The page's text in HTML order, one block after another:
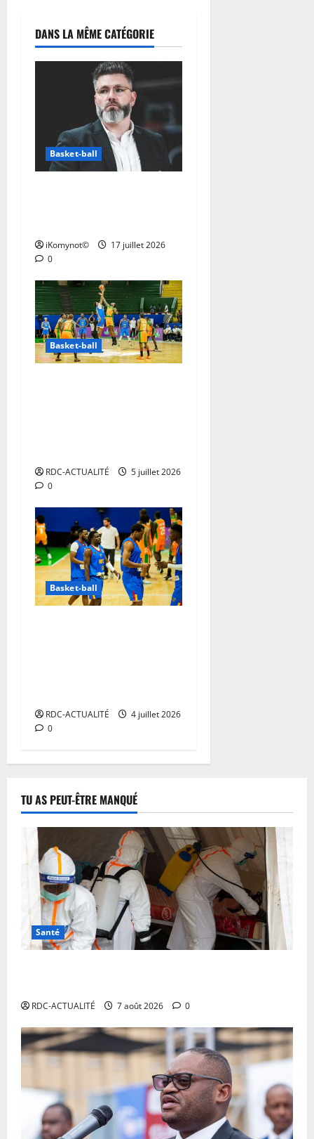
DANS LA MÊME CATÉGORIE
Basket-ball
iKomynot©
17 juillet 2026
0
Basket-ball
RDC-ACTUALITÉ
5 juillet 2026
0
Basket-ball
RDC-ACTUALITÉ
4 juillet 2026
0
TU AS PEUT-ÊTRE MANQUÉ
Santé
RDC-ACTUALITÉ 7 août 2026 0